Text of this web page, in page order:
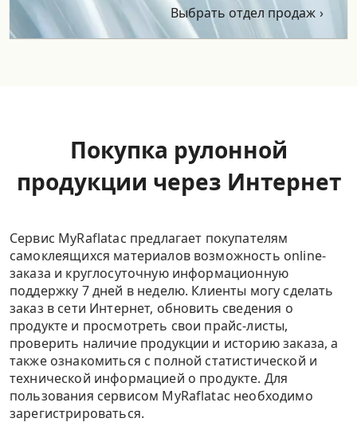
Выбрать отдел продаж
Покупка рулонной
продукции через Интернет
Сервис MyRaflatac предлагает покупателям
самоклеящихся материалов возможность online-
заказа и круглосуточную информационную
поддержку 7 дней в неделю. Клиенты могу сделать
заказ в сети Интернет, обновить сведения о
продукте и просмотреть свои прайс-листы,
проверить наличие продукции и историю заказа, а
также ознакомиться с полной статистической и
технической информацией о продукте. Для
пользования сервисом MyRaflatac необходимо
зарегистрироваться.